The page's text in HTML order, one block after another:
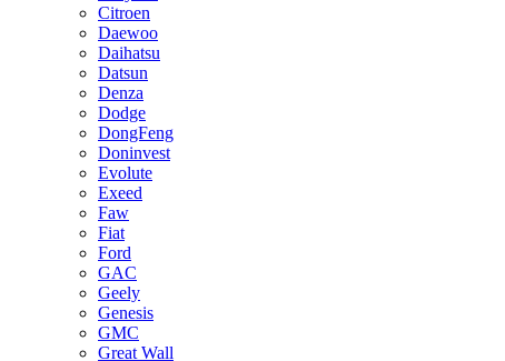
Citroen
Daewoo
Daihatsu
Datsun
Denza
Dodge
DongFeng
Doninvest
Evolute
Exeed
Faw
Fiat
Ford
GAC
Geely
Genesis
GMC
Great Wall